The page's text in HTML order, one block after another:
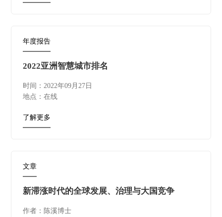
年度报告
2022亚洲智慧城市排名
时间：2022年09月27日
地点：在线
了解更多
文章
新滞涨时代的全球发展、治理与大国竞争
作者：陈溪博士